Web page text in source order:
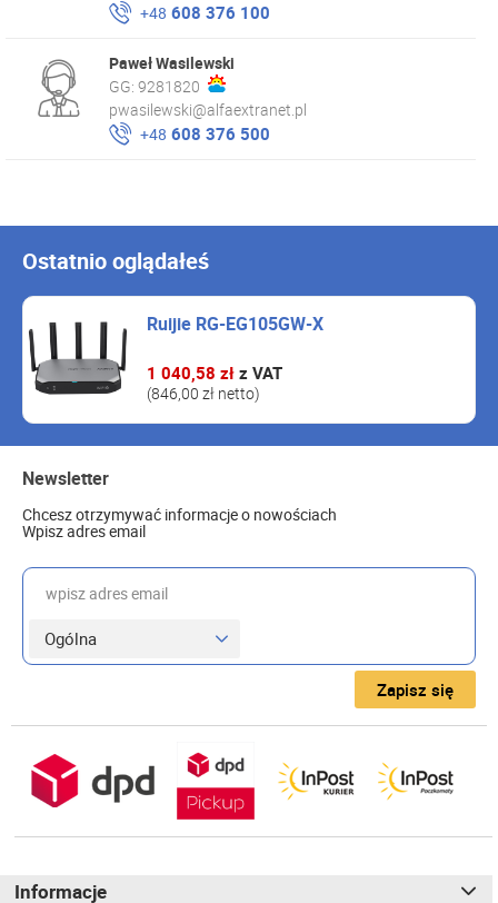
+48 608 376 100
Paweł Wasilewski
GG: 9281820
pwasilewski@alfaextranet.pl
+48 608 376 500
Ostatnio oglądałeś
Ruijie RG-EG105GW-X
1 040,58 zł z VAT
(846,00 zł netto)
Newsletter
Chcesz otrzymywać informacje o nowościach
Wpisz adres email
wpisz adres email
Zapisz się
Informacje